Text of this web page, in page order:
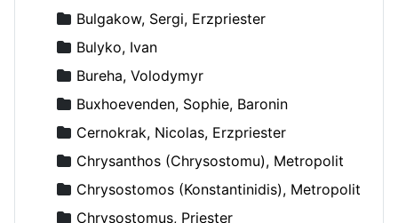
Bulgakow, Sergi, Erzpriester
Bulyko, Ivan
Bureha, Volodymyr
Buxhoevenden, Sophie, Baronin
Cernokrak, Nicolas, Erzpriester
Chrysanthos (Chrysostomu), Metropolit
Chrysostomos (Konstantinidis), Metropolit
Chrysostomus, Priester